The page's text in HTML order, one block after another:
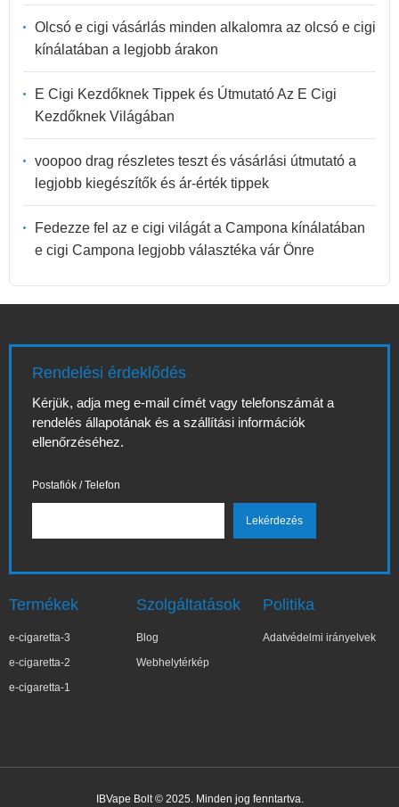
Olcsó e cigi vásárlás minden alkalomra az olcsó e cigi
kínálatában a legjobb árakon
E Cigi Kezdőknek Tippek és Útmutató Az E Cigi
Kezdőknek Világában
voopoo drag részletes teszt és vásárlási útmutató a
legjobb kiegészítők és ár-érték tippek
Fedezze fel az e cigi világát a Campona kínálatában
e cigi Campona legjobb választéka vár Önre
Rendelési érdeklődés
Kérjük, adja meg e-mail címét vagy telefonszámát a
rendelés állapotának és a szállítási információk
ellenőrzéséhez.
Postafiók / Telefon
Termékek
e-cigaretta-3
e-cigaretta-2
e-cigaretta-1
Szolgáltatások
Blog
Webhelytérkép
Politika
Adatvédelmi irányelvek
IBVape Bolt © 2025. Minden jog fenntartva.